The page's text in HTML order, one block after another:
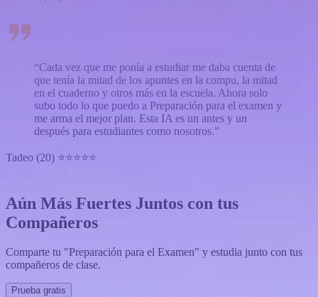
“Cada vez que me ponía a estudiar me daba cuenta de
que tenía la mitad de los apuntes en la compu, la mitad
en el cuaderno y otros más en la escuela. Ahora solo
subo todo lo que puedo a Preparación para el examen y
me arma el mejor plan. Esta IA es un antes y un
después para estudiantes como nosotros.”
Tadeo (20) ⭐⭐⭐⭐⭐
Aún Más Fuertes Juntos con tus
Compañeros
Comparte tu "Preparación para el Examen" y estudia junto con tus
compañeros de clase.
Prueba gratis